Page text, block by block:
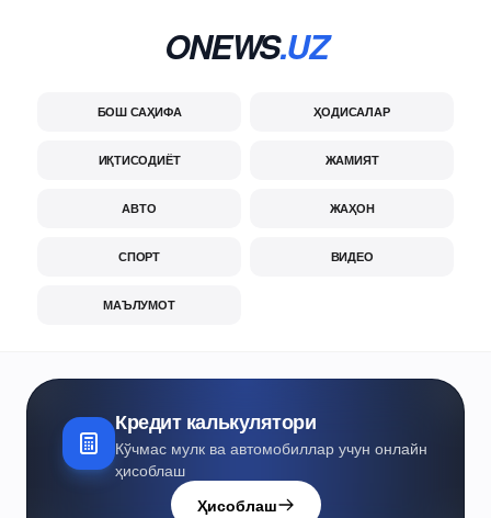
ONEWS.UZ
БОШ САҲИФА ҲОДИСАЛАР
ИҚТИСОДИЁТ ЖАМИЯТ
АВТО ЖАҲОН
СПОРТ ВИДЕО
МАЪЛУМОТ
Кредит калькулятори
Кўчмас мулк ва автомобиллар учун онлайн
ҳисоблаш
Ҳисоблаш